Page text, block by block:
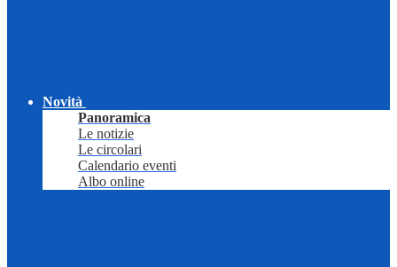
Novità
Panoramica
Le notizie
Le circolari
Calendario eventi
Albo online